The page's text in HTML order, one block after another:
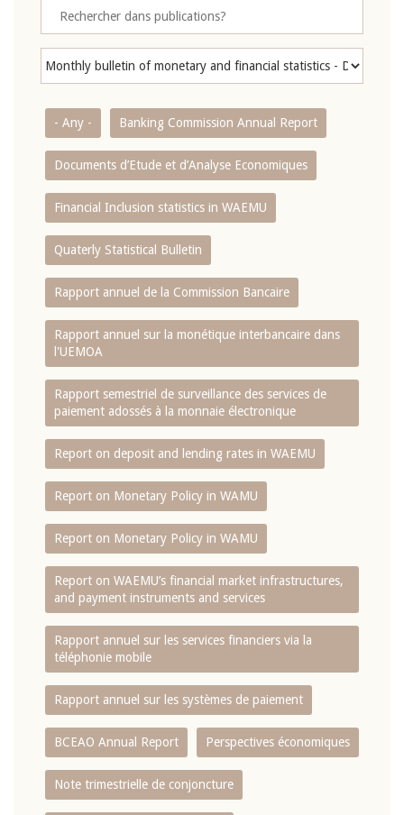
- Any - Banking Commission Annual Report
Documents d’Etude et d’Analyse Economiques
Financial Inclusion statistics in WAEMU
Quaterly Statistical Bulletin
Rapport annuel de la Commission Bancaire
Rapport annuel sur la monétique interbancaire dans
l'UEMOA
Rapport semestriel de surveillance des services de
paiement adossés à la monnaie électronique
Report on deposit and lending rates in WAEMU
Report on Monetary Policy in WAMU
Report on Monetary Policy in WAMU
Report on WAEMU’s financial market infrastructures,
and payment instruments and services
Rapport annuel sur les services financiers via la
téléphonie mobile
Rapport annuel sur les systèmes de paiement
BCEAO Annual Report Perspectives économiques
Note trimestrielle de conjoncture